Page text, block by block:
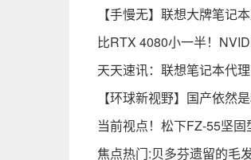
【手慢无】联想大牌笔记
比RTX 4080小一半！
天天速讯：联想笔记本代
【环球新视野】国产依然
当前视点！松下FZ-55坚
焦点热门:贝多芬遗留的毛